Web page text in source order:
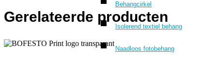
Behangcirkel
Isolerend textiel behang
Naadloos fotobehang
Gerelateerde producten